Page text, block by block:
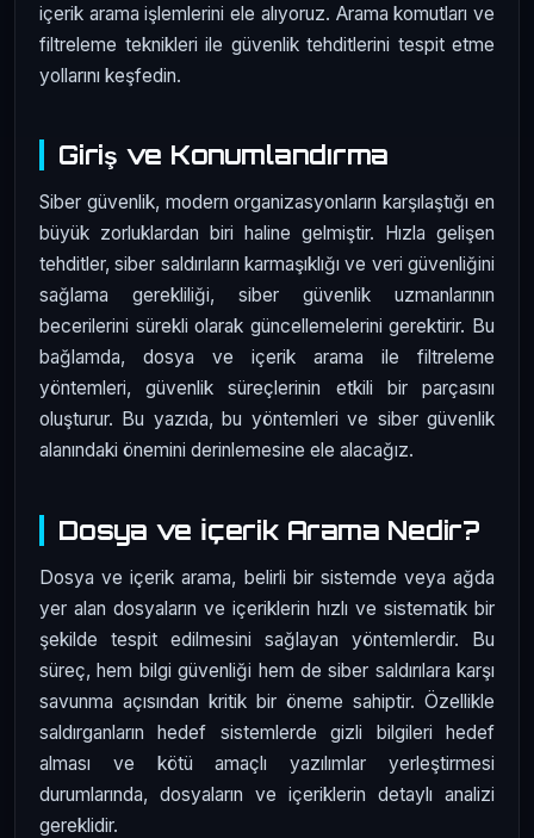
içerik arama işlemlerini ele alıyoruz. Arama komutları ve
filtreleme teknikleri ile güvenlik tehditlerini tespit etme
yollarını keşfedin.
Giriş ve Konumlandırma
Siber güvenlik, modern organizasyonların karşılaştığı en
büyük zorluklardan biri haline gelmiştir. Hızla gelişen
tehditler, siber saldırıların karmaşıklığı ve veri güvenliğini
sağlama gerekliliği, siber güvenlik uzmanlarının
becerilerini sürekli olarak güncellemelerini gerektirir. Bu
bağlamda, dosya ve içerik arama ile filtreleme
yöntemleri, güvenlik süreçlerinin etkili bir parçasını
oluşturur. Bu yazıda, bu yöntemleri ve siber güvenlik
alanındaki önemini derinlemesine ele alacağız.
Dosya ve İçerik Arama Nedir?
Dosya ve içerik arama, belirli bir sistemde veya ağda
yer alan dosyaların ve içeriklerin hızlı ve sistematik bir
şekilde tespit edilmesini sağlayan yöntemlerdir. Bu
süreç, hem bilgi güvenliği hem de siber saldırılara karşı
savunma açısından kritik bir öneme sahiptir. Özellikle
saldırganların hedef sistemlerde gizli bilgileri hedef
alması ve kötü amaçlı yazılımlar yerleştirmesi
durumlarında, dosyaların ve içeriklerin detaylı analizi
gereklidir.